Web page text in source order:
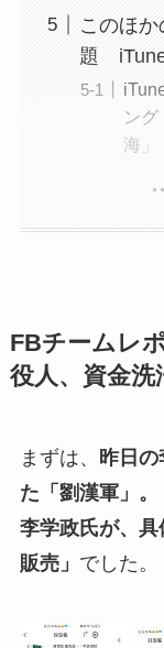
このほ
題
ン
海」
FBチームレ
役人、資金洗
まずは、 昨日
た「劉漢軍」。
李学政氏が、
販売」 でした。